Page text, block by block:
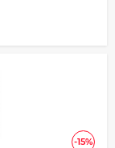
-15%